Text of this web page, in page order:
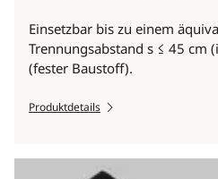
Einsetzbar bis zu einem
Trennungsabstand s ≤ 45 cm
(fester Baustoff).
Produktdetails